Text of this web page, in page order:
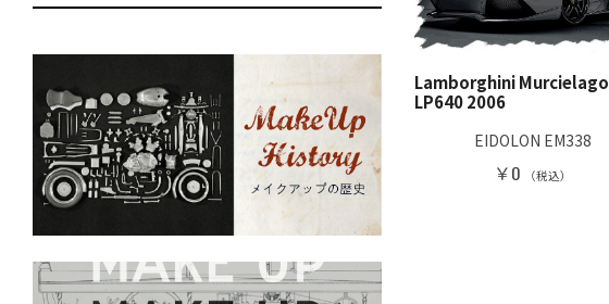
Lamborghini Murcielago
LP640 2006
EIDOLON EM338
￥0 （税込）